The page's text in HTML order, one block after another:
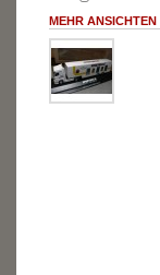
MEHR ANSICHTEN